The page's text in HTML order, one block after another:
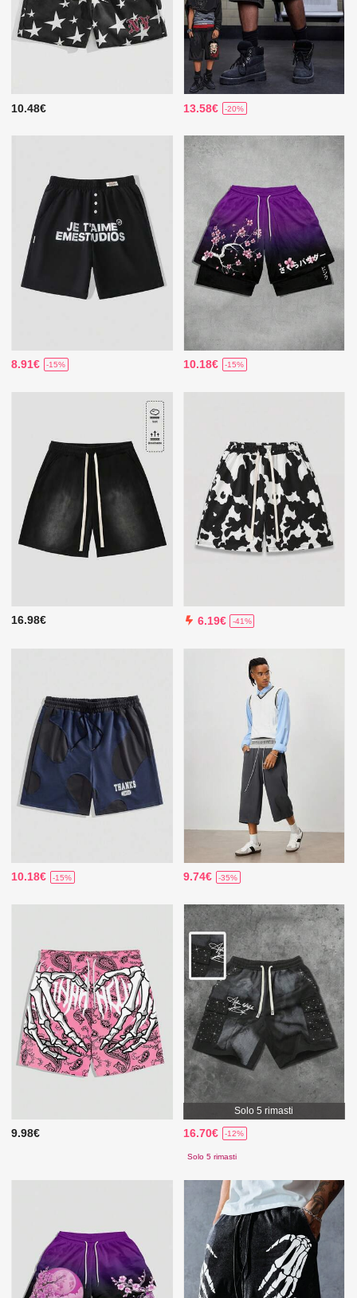
10.48€ 13.58€ -20%
8.91€ -15% 10.18€ -15%
16.98€ 6.19€ -41%
10.18€ -15% 9.74€ -35%
9.98€
Solo 5 rimasti
16.70€ -12%
Solo 5 rimasti